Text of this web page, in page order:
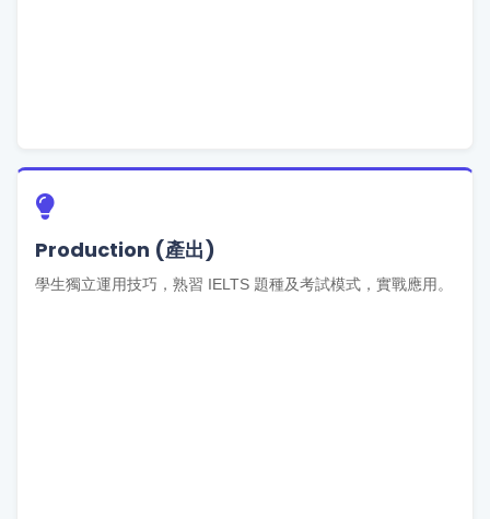
Production (產出)
學生獨立運用技巧，熟習 IELTS 題種及考試模式，實戰應用。